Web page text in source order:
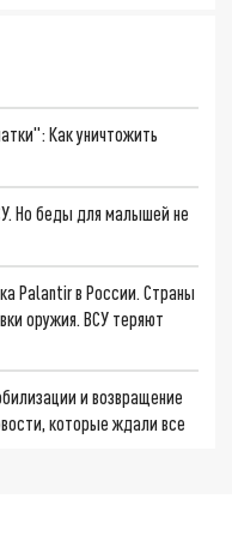
Как уничтожить
Но беды для малышей не
Palantir в России. Страны
оружия. ВСУ теряют
и возвращение
которые ждали все